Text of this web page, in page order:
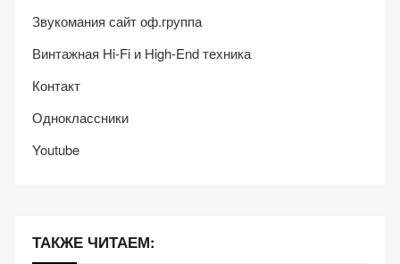
Звукомания сайт оф.группа
Винтажная Hi-Fi и High-End техника
Контакт
Одноклассники
Youtube
ТАКЖЕ ЧИТАЕМ: